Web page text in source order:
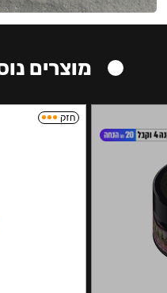
מוצרים
חזק